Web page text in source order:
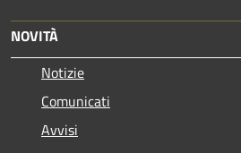
NOVITÀ
Notizie
Comunicati
Avvisi